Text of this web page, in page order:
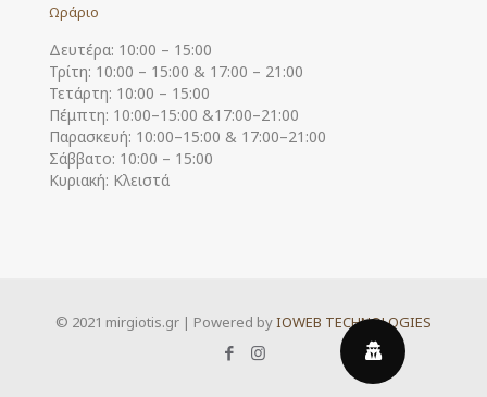
Ωράριο
Δευτέρα: 10:00 – 15:00
Τρίτη: 10:00 – 15:00 & 17:00 – 21:00
Τετάρτη: 10:00 – 15:00
Πέμπτη: 10:00–15:00 &17:00–21:00
Παρασκευή: 10:00–15:00 & 17:00–21:00
Σάββατο: 10:00 – 15:00
Κυριακή: Κλειστά
© 2021 mirgiotis.gr | Powered byIOWEB TECHNOLOGIES